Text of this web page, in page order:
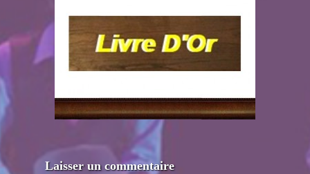
Laisser un commentaire